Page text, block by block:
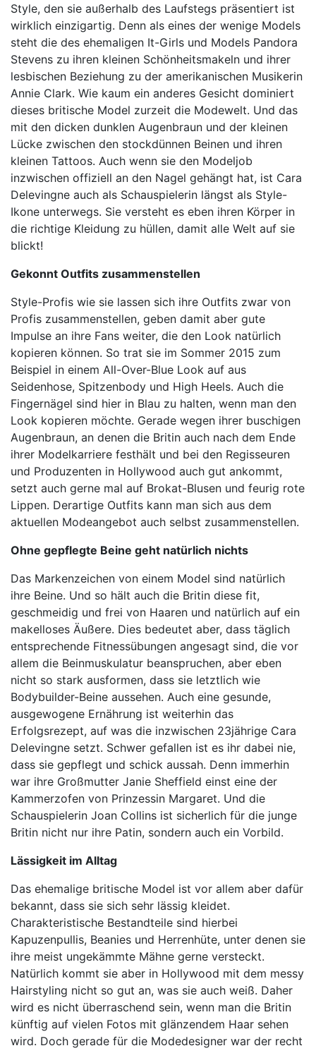
Style, den sie außerhalb des Laufstegs präsentiert ist
wirklich einzigartig. Denn als eines der wenige Models
steht die des ehemaligen It-Girls und Models Pandora
Stevens zu ihren kleinen Schönheitsmakeln und ihrer
lesbischen Beziehung zu der amerikanischen Musikerin
Annie Clark. Wie kaum ein anderes Gesicht dominiert
dieses britische Model zurzeit die Modewelt. Und das
mit den dicken dunklen Augenbraun und der kleinen
Lücke zwischen den stockdünnen Beinen und ihren
kleinen Tattoos. Auch wenn sie den Modeljob
inzwischen offiziell an den Nagel gehängt hat, ist Cara
Delevingne auch als Schauspielerin längst als Style-
Ikone unterwegs. Sie versteht es eben ihren Körper in
die richtige Kleidung zu hüllen, damit alle Welt auf sie
blickt!
Gekonnt Outfits zusammenstellen
Style-Profis wie sie lassen sich ihre Outfits zwar von
Profis zusammenstellen, geben damit aber gute
Impulse an ihre Fans weiter, die den Look natürlich
kopieren können. So trat sie im Sommer 2015 zum
Beispiel in einem All-Over-Blue Look auf aus
Seidenhose, Spitzenbody und High Heels. Auch die
Fingernägel sind hier in Blau zu halten, wenn man den
Look kopieren möchte. Gerade wegen ihrer buschigen
Augenbraun, an denen die Britin auch nach dem Ende
ihrer Modelkarriere festhält und bei den Regisseuren
und Produzenten in Hollywood auch gut ankommt,
setzt auch gerne mal auf Brokat-Blusen und feurig rote
Lippen. Derartige Outfits kann man sich aus dem
aktuellen Modeangebot auch selbst zusammenstellen.
Ohne gepflegte Beine geht natürlich nichts
Das Markenzeichen von einem Model sind natürlich
ihre Beine. Und so hält auch die Britin diese fit,
geschmeidig und frei von Haaren und natürlich auf ein
makelloses Äußere. Dies bedeutet aber, dass täglich
entsprechende Fitnessübungen angesagt sind, die vor
allem die Beinmuskulatur beanspruchen, aber eben
nicht so stark ausformen, dass sie letztlich wie
Bodybuilder-Beine aussehen. Auch eine gesunde,
ausgewogene Ernährung ist weiterhin das
Erfolgsrezept, auf was die inzwischen 23jährige Cara
Delevingne setzt. Schwer gefallen ist es ihr dabei nie,
dass sie gepflegt und schick aussah. Denn immerhin
war ihre Großmutter Janie Sheffield einst eine der
Kammerzofen von Prinzessin Margaret. Und die
Schauspielerin Joan Collins ist sicherlich für die junge
Britin nicht nur ihre Patin, sondern auch ein Vorbild.
Lässigkeit im Alltag
Das ehemalige britische Model ist vor allem aber dafür
bekannt, dass sie sich sehr lässig kleidet.
Charakteristische Bestandteile sind hierbei
Kapuzenpullis, Beanies und Herrenhüte, unter denen sie
ihre meist ungekämmte Mähne gerne versteckt.
Natürlich kommt sie aber in Hollywood mit dem messy
Hairstyling nicht so gut an, was sie auch weiß. Daher
wird es nicht überraschend sein, wenn man die Britin
künftig auf vielen Fotos mit glänzendem Haar sehen
wird. Doch gerade für die Modedesigner war der recht